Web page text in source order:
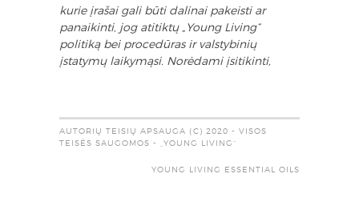
kurie įrašai gali būti dalinai pakeisti ar
panaikinti, jog atitiktų „Young Living“
politiką bei procedūras ir valstybinių
įstatymų laikymąsi. Norėdami įsitikinti,
AUTORIŲ TEISIŲ APSAUGA (C) 2020 - VISOS
TEISĖS SAUGOMOS - „YOUNG LIVING“
YOUNG LIVING ESSENTIAL OILS